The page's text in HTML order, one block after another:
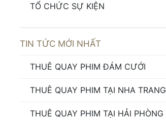
TỔ CHỨC SỰ KIỆN
TIN TỨC MỚI NHẤT
THUÊ QUAY PHIM ĐÁM CƯỚI
THUÊ QUAY PHIM TẠI NHA TRANG
THUÊ QUAY PHIM TẠI HẢI PHÒNG